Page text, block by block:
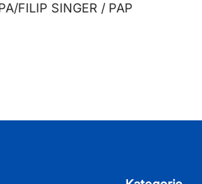
FILIP SINGER / PAP